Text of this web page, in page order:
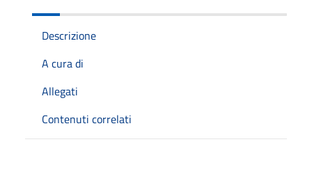
Descrizione
A cura di
Allegati
Contenuti correlati